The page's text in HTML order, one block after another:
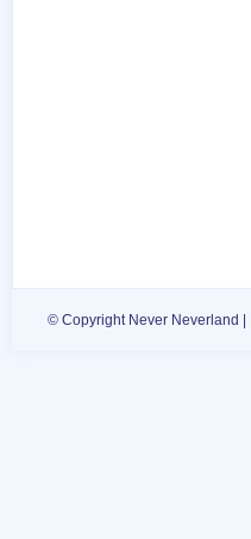
© Copyright Never Neverland |